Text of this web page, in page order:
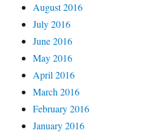
August 2016
July 2016
June 2016
May 2016
April 2016
March 2016
February 2016
January 2016